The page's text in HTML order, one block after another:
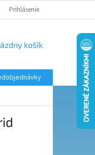
Prihlásenie
košík